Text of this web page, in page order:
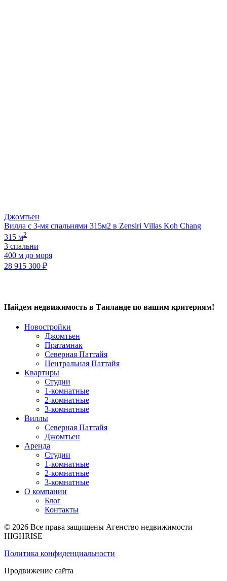
Джомтьен
Вилла с 3-мя спальнями 315м2 в Zensiri Villas Koh Chang
315 м2
3 спальни
400 м до моря
28 915 300 ₽
Найдем недвижимость в Таиланде по вашим критериям!
Новостройки
Джомтьен
Пратамнак
Северная Паттайя
Центральная Паттайя
Квартиры
Студии
1-комнатные
2-комнатные
3-комнатные
Виллы
Северная Паттайя
Джомтьен
Аренда
Студии
1-комнатные
2-комнатные
3-комнатные
О компании
Блог
Контакты
© 2026 Все права защищены Агенство недвижимости
HIGHRISE
Политика конфиденциальности
Продвижение сайта